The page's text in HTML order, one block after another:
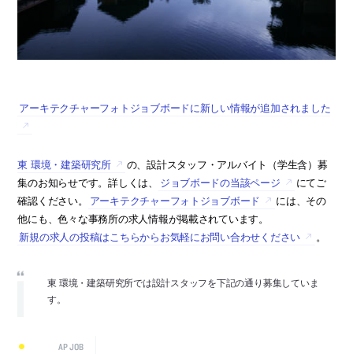
アーキテクチャーフォトジョブボードに新しい情報が追加されました
東 環境・建築研究所
の、設計スタッフ・アルバイト（学生含）募
集のお知らせです。詳しくは、
ジョブボードの当該ページ
にてご
確認ください。
アーキテクチャーフォトジョブボード
には、その
他にも、色々な事務所の求人情報が掲載されています。
新規の求人の投稿はこちらからお気軽にお問い合わせください
。
東 環境・建築研究所では設計スタッフを下記の通り募集していま
す。
AP JOB